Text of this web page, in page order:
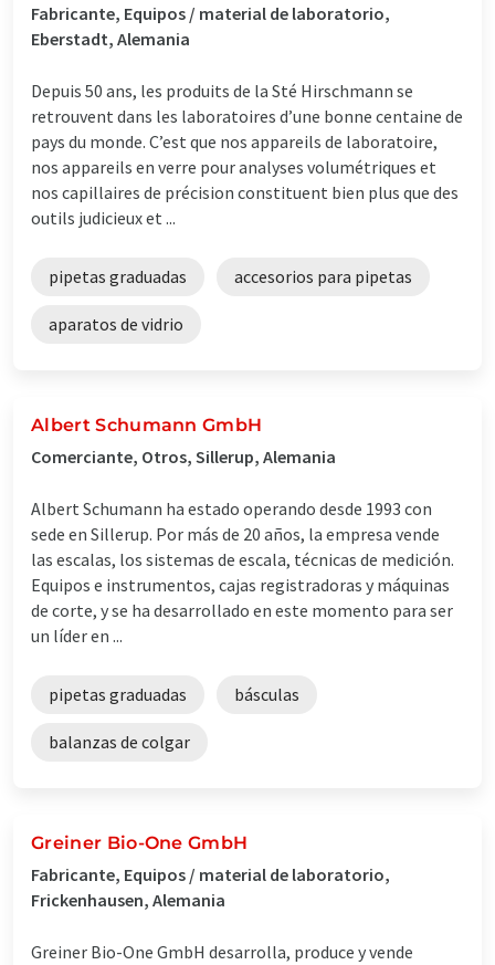
Fabricante, Equipos / material de laboratorio,
Eberstadt, Alemania
Depuis 50 ans, les produits de la Sté Hirschmann se
retrouvent dans les laboratoires d’une bonne centaine de
pays du monde. C’est que nos appareils de laboratoire,
nos appareils en verre pour analyses volumétriques et
nos capillaires de précision constituent bien plus que des
outils judicieux et ...
pipetas graduadas accesorios para pipetas
aparatos de vidrio
Albert Schumann GmbH
Comerciante, Otros, Sillerup, Alemania
Albert Schumann ha estado operando desde 1993 con
sede en Sillerup. Por más de 20 años, la empresa vende
las escalas, los sistemas de escala, técnicas de medición.
Equipos e instrumentos, cajas registradoras y máquinas
de corte, y se ha desarrollado en este momento para ser
un líder en ...
pipetas graduadas básculas
balanzas de colgar
Greiner Bio-One GmbH
Fabricante, Equipos / material de laboratorio,
Frickenhausen, Alemania
Greiner Bio-One GmbH desarrolla, produce y vende